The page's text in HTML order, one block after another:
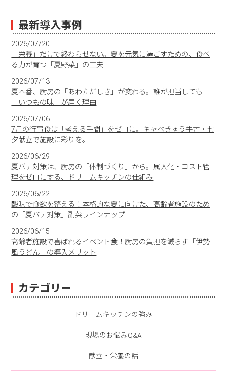
最新導入事例
2026/07/20
「栄養」だけで終わらせない。夏を元気に過ごすための、食べ
る力が育つ「夏野菜」の工夫
2026/07/13
夏本番、厨房の「あわただしさ」が変わる。誰が担当しても
「いつもの味」が届く理由
2026/07/06
7月の行事食は「考える手間」をゼロに。キャベきゅう牛丼・七
夕献立で施設に彩りを。
2026/06/29
夏バテ対策は、厨房の「体制づくり」から。属人化・コスト管
理をゼロにする、ドリームキッチンの仕組み
2026/06/22
酸味で食欲を整える！本格的な夏に向けた、高齢者施設のため
の「夏バテ対策」副菜ラインナップ
2026/06/15
高齢者施設で喜ばれるイベント食！厨房の負担を減らす「伊勢
風うどん」の導入メリット
カテゴリー
ドリームキッチンの強み
現場のお悩みQ&A
献立・栄養の話